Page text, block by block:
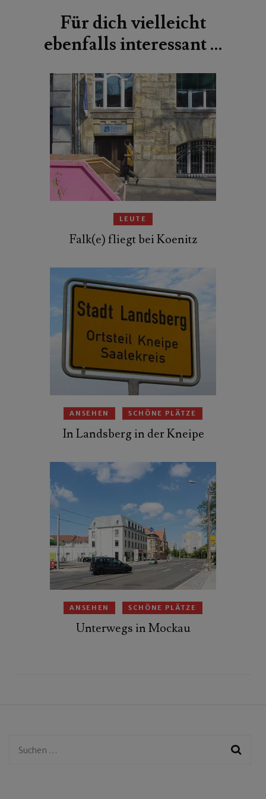
Für dich vielleicht
ebenfalls interessant …
LEUTE
Falk(e) fliegt bei Koenitz
ANSEHEN SCHÖNE PLÄTZE
In Landsberg in der Kneipe
ANSEHEN SCHÖNE PLÄTZE
Unterwegs in Mockau
Suchen